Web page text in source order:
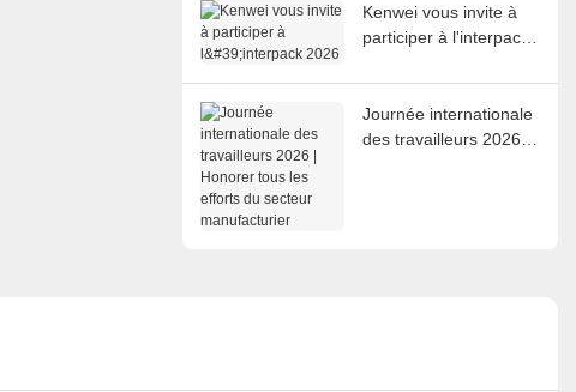
Kenwei vous invite à
participer à l'interpack
Journée internationale
des travailleurs 2026 |